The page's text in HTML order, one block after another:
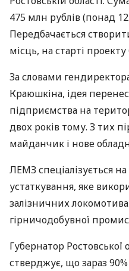
475 млн рублів (понад
Передбачається
місць, на старті
За словами
Краюшкіна, ідея
підприємства на
двох років тому. З тих
майданчик і нове
ЛЕМЗспеціалізується
устаткування, яке
залізничних
гірничодобувної
Губернатор Ростовської
стверджує, що зараз 90%